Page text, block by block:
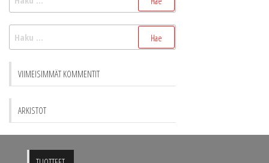
VIIMEISIMMÄT KOMMENTIT
ARKISTOT